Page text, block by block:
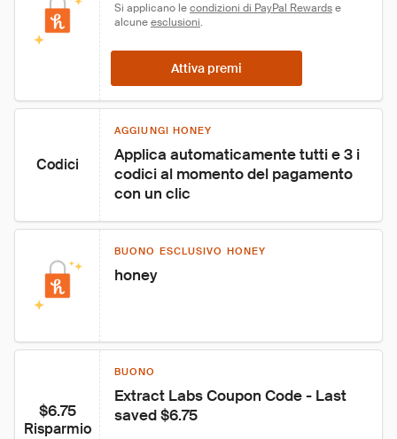
Si applicano le condizioni di PayPal Rewards e
alcune esclusioni.
Attiva premi
Codici
AGGIUNGI HONEY
Applica automaticamente tutti e 3 i
codici al momento del pagamento
con un clic
BUONO ESCLUSIVO HONEY
honey
$6.75
Risparmio
BUONO
Extract Labs Coupon Code - Last
saved $6.75